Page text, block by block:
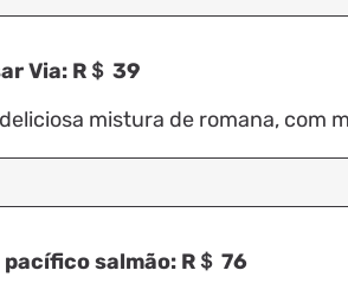
Via: R＄ 39
mistura de romana, com
salmão: R＄ 76